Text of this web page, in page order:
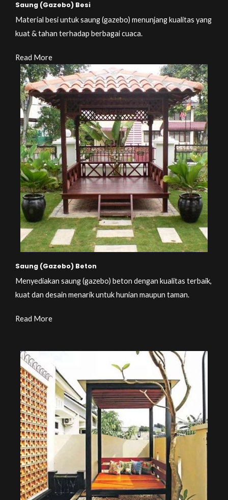
Saung (Gazebo) Besi
Material besi untuk saung (gazebo) menunjang kualitas yang
kuat & tahan terhadap berbagai cuaca.
Read More
Saung (Gazebo) Beton
Menyediakan saung (gazebo) beton dengan kualitas terbaik,
kuat dan desain menarik untuk hunian maupun taman.
Read More